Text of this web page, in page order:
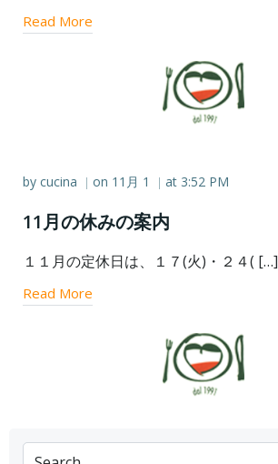
Read More
by cucina | on 11月 1 | at 3:52 PM
11月の休みの案内
１１月の定休日は、１７(火)・２４( […]
Read More
Search